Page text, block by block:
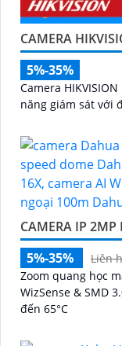
CAMERA
5%-35%
Camera HIKVISION
năng giám sát với
CAMERA IP
5%-35%
Liên
Zoom quang học
WizSense & SMD
đến 65°C